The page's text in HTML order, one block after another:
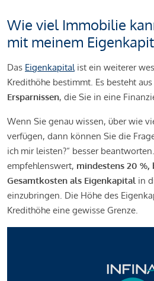
Wie viel Immobilie
mit meinem
Das Eigenkapitalist ein weiterer
Kredithöhe bestimmt. Es besteht aus
Ersparnissen, die Sie in eine
Wenn Sie genau wissen, über wie
verfügen, dann können Sie die
ich mir leisten?“ besser
empfehlenswert, mindestens 20 %,
Gesamtkosten als Eigenkapital in
einzubringen. Die Höhe des
Kredithöhe eine gewisse Grenze.